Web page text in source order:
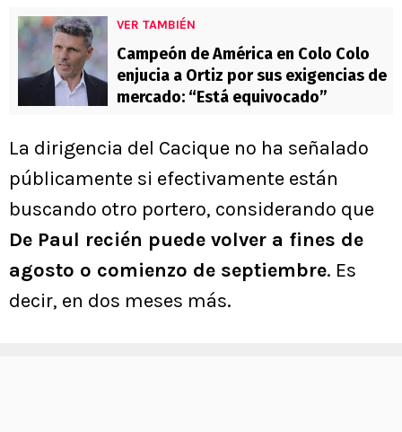
VER TAMBIÉN
Campeón de América en Colo Colo
enjucia a Ortiz por sus exigencias de
mercado: “Está equivocado”
La dirigencia del Cacique no ha señalado
públicamente si efectivamente están
buscando otro portero, considerando que
De Paul recién puede volver a fines de
agosto o comienzo de septiembre. Es
decir, en dos meses más.